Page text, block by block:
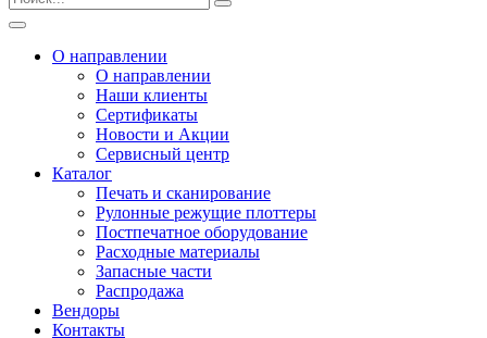
О направлении
О направлении
Наши клиенты
Сертификаты
Новости и Акции
Сервисный центр
Каталог
Печать и сканирование
Рулонные режущие плоттеры
Постпечатное оборудование
Расходные материалы
Запасные части
Распродажа
Вендоры
Контакты